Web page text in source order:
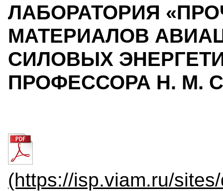
ЛАБОРАТОРИЯ
МАТЕРИАЛОВ
СИЛОВЫХ
ПРОФЕССОРА Н. М.
(https://isp.viam.ru/